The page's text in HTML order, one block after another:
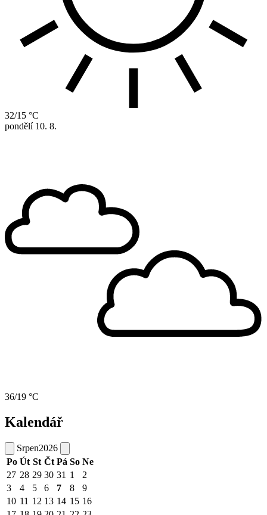
32/15 °C
pondělí 10. 8.
36/19 °C
Kalendář
Srpen2026
Po Út St Čt Pá So Ne
27 28 29 30 31 1
2
3
4 5 6 7 8
9
10 11 12 13 14 15 16